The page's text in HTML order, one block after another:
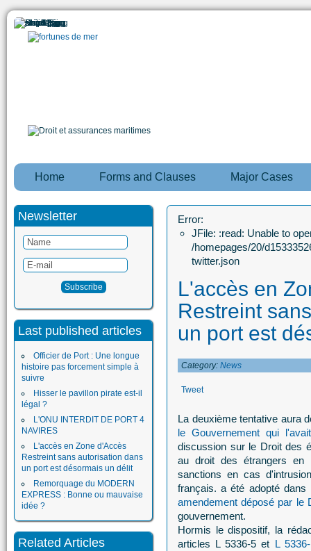
Home Forms and Clauses Major Cases
Newsletter
Last published articles
Officier de Port : Une longue
histoire pas forcement simple à
suivre
Hisser le pavillon pirate est-il
légal ?
L'ONU INTERDIT DE PORT 4
NAVIRES
L'accès en Zone d'Accès
Restreint sans autorisation dans
un port est désormais un délit
Remorquage du MODERN
EXPRESS : Bonne ou mauvaise
idée ?
Related Articles
Error:
JFile: :read: Unable to
/homepages/20/
twitter.json
L'accès en
Restreint
un port est
Category: News
Tweet
La deuxième tentative aura
le Gouvernement qui
discussion sur le Droit des
au droit des étrangers en
sanctions en cas
français. a été adopté
amendement déposé par le
gouvernement.
Hormis le dispositif, la
articles L 5336-5 et L